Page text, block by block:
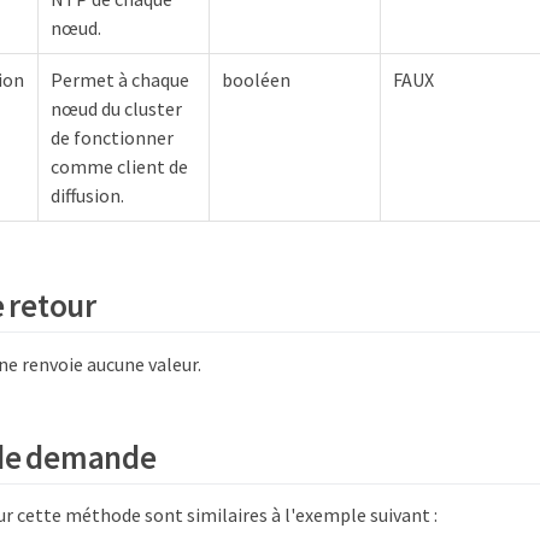
nœud.
Permet à chaque
nœud du cluster
de fonctionner
comme client de
diffusion.
booléen FAUX
retour
renvoie aucune valeur.
demande
cette méthode sont similaires à l'exemple suivant :